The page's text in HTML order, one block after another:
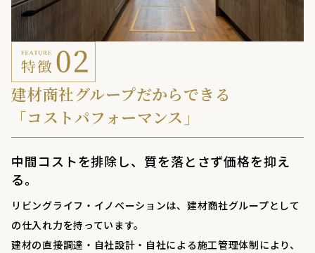
建材商社グループだからできる
「コストパフォーマンス」
中間コストを排除し、質を落とさず価格を抑え
る。
リビングライフ・イノベーションは、建材商社グループとして
の仕入れ力を持っています。
建材の直接調達・自社設計・自社による施工管理体制により、